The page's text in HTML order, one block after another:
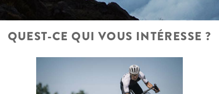
QUEST-CE QUI VOUS INTÉRESSE ?